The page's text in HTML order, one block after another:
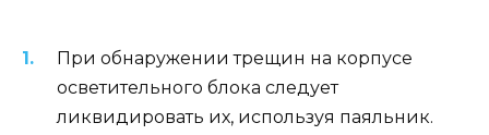
При обнаружении трещин на корпусе
осветительного блока следует
ликвидировать их, используя паяльник.